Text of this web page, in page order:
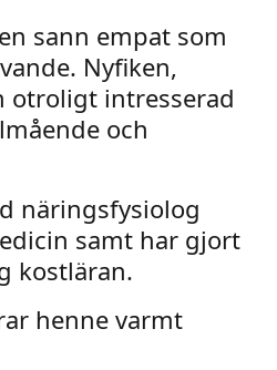
sann empat som
Nyfiken,
otroligt intresserad
och
näringsfysiolog
samt har gjort
kostläran.
henne varmt